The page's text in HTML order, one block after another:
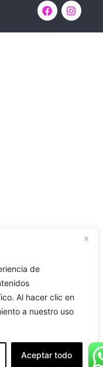
de
Al hacer clic en
a nuestro uso
Aceptar todo